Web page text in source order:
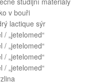
v bouři
lactique sýr
/ „jetelomed“
/ „jetelomed“
/ „jetelomed“
/ „jetelomed“